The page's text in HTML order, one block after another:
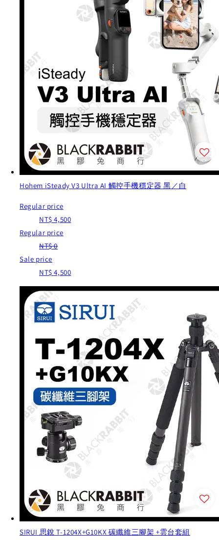
Hohem iSteady V3 Ultra AI 觸控手機穩定器 黑／白
Regular price
NT$ 4,500
Regular price
NT$ 0
Sale price
NT$ 4,500
SIRUI 思銳 T-1204X+G10KX 碳纖維三腳架 +雲台套組